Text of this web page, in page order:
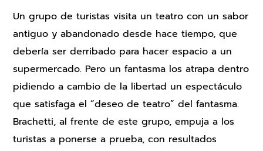
Un grupo de turistas visita un teatro con un sabor
antiguo y abandonado desde hace tiempo, que
debería ser derribado para hacer espacio a un
supermercado. Pero un fantasma los atrapa dentro
pidiendo a cambio de la libertad un espectáculo
que satisfaga el “deseo de teatro” del fantasma.
Brachetti, al frente de este grupo, empuja a los
turistas a ponerse a prueba, con resultados